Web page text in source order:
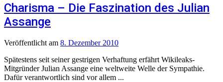
Charisma – Die Faszination des Julian
Assange
Veröffentlicht am 8. Dezember 2010
Spätestens seit seiner gestrigen Verhaftung erfährt Wikileaks-
Mitgründer Julian Assange eine weltweite Welle der Sympathie.
Dafür verantwortlich sind vor allem ...